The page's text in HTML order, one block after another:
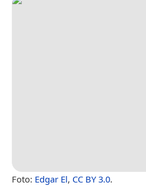
Foto: Edgar El, CC BY 3.0.